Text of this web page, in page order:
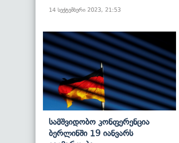
14 სექტემბერი 2023, 21:53
Სამშვიდობო Კონფერენცია
Ბერლინში 19 Იანვარს